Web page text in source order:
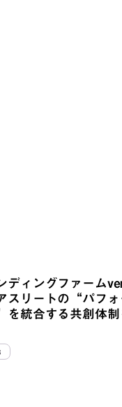
ディングファーム
スリートの“パフ
統合する共創体